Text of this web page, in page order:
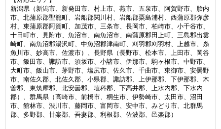
新潟県（新潟市、新発田市、村上市、燕市、五泉市、阿賀野市、胎内
市、北蒲原郡聖籠町、岩船郡関川村、岩船郡粟島浦村、西蒲原郡弥彦
村、東蒲原郡阿賀町、加茂市、三条市、長岡市、柏崎市、小千谷市、
十日町市、見附市、魚沼市、南魚沼市、南蒲原郡田上町、三島郡出雲
崎町、南魚沼郡湯沢町、中魚沼郡津南町、刈羽郡刈羽村、上越市、糸
魚川市、妙高市、佐渡市）、長野県（長野市、松本市、上田市、岡谷
市、飯田市、諏訪市、須坂市、小諸市、伊那市、駒ヶ根市、中野市、
大町市、飯山市、茅野市、塩尻市、佐久市、千曲市、東御市、安曇野
市、南佐久郡、北佐久郡、小県郡、諏訪郡、上伊那郡、下伊那郡、木
曽郡、東筑摩郡、北安曇郡、埴科郡、下高井郡、上水内郡、下水内
郡）、群馬県（高崎市、前橋市、桐生市、伊勢崎市、太田市、沼田
市、館林市、渋川市、藤岡市、富岡市、安中市、みどり市、北群馬
郡、多野郡、甘楽郡、吾妻郡、利根郡、佐波郡、邑楽郡）